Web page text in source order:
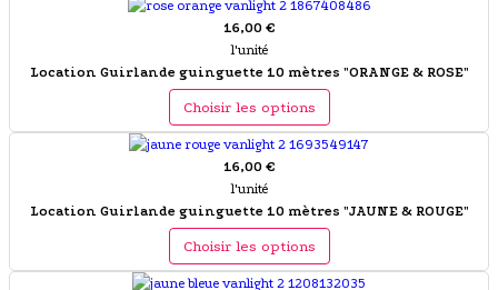
16,00 €
l'unité
Location Guirlande guinguette 10 mètres "ORANGE & ROSE"
Choisir les options
16,00 €
l'unité
Location Guirlande guinguette 10 mètres "JAUNE & ROUGE"
Choisir les options